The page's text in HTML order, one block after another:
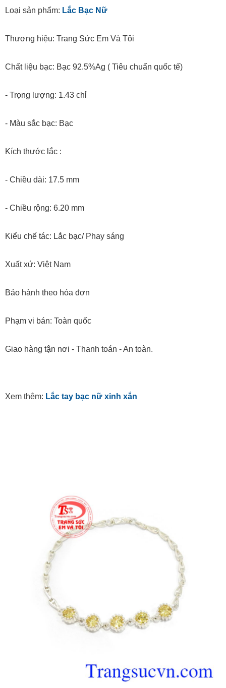
Loại sản phẩm: Lắc Bạc Nữ
Thương hiệu: Trang Sức Em Và Tôi
Chất liệu bạc: Bạc 92.5%Ag ( Tiêu chuẩn quốc tế)
- Trọng lượng: 1.43 chỉ
- Màu sắc bạc: Bạc
Kích thước lắc :
- Chiều dài: 17.5 mm
- Chiều rộng: 6.20 mm
Kiểu chế tác: Lắc bạc/ Phay sáng
Xuất xứ: Việt Nam
Bảo hành theo hóa đơn
Phạm vi bán: Toàn quốc
Giao hàng tận nơi - Thanh toán - An toàn.
Xem thêm: Lắc tay bạc nữ xinh xắn